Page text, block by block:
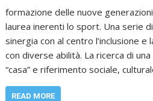
formazione delle nuove
laurea inerenti lo sport. Una serie
sinergia con al centro l’inclusione
con diverse abilità. La ricerca di
“casa” e riferimento sociale,
READ MORE